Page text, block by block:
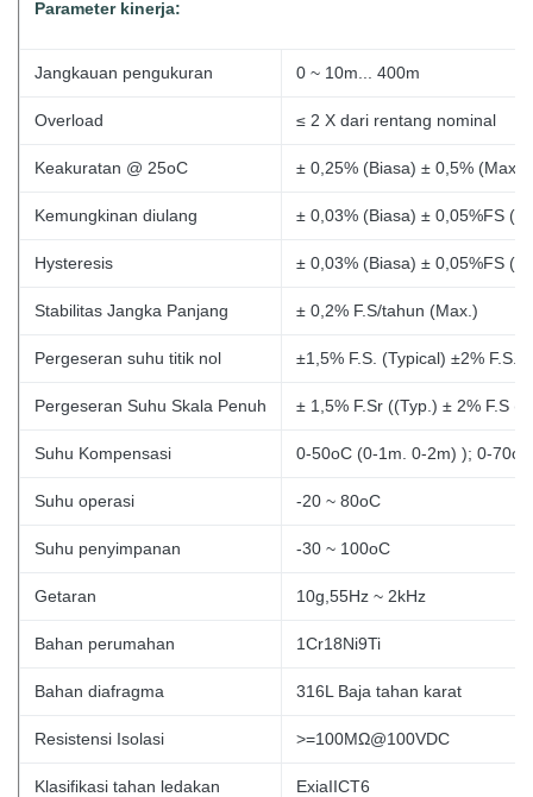
Parameter kinerja:
Jangkauan pengukuran 0 ~ 10m... 400m
Overload ≤ 2 X dari rentang nominal
Keakuratan @ 25oC ± 0,25% (Biasa) ± 0,5% (Max.)
Kemungkinan diulang ± 0,03% (Biasa) ± 0,05%FS
Hysteresis ± 0,03% (Biasa) ± 0,05%FS
Stabilitas Jangka Panjang ± 0,2% F.S/tahun (Max.)
Pergeseran suhu titik nol ±1,5% F.S. (Typical) ±2% F.S.
Pergeseran Suhu Skala Penuh ± 1,5% F.Sr ((Typ.) ± 2% F.S
Suhu Kompensasi 0-50oC (0-1m. 0-2m) ); 0-70oC
Suhu operasi -20 ~ 80oC
Suhu penyimpanan -30 ~ 100oC
Getaran 10g,55Hz ~ 2kHz
Bahan perumahan 1Cr18Ni9Ti
Bahan diafragma 316L Baja tahan karat
Resistensi Isolasi >=100MΩ@100VDC
Klasifikasi tahan ledakan ExiaIICT6